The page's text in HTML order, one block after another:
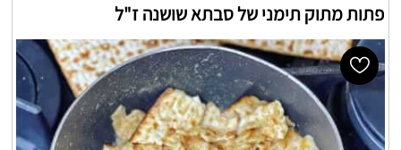
פתות מתוק תימני של סבתא שושנה ז"ל